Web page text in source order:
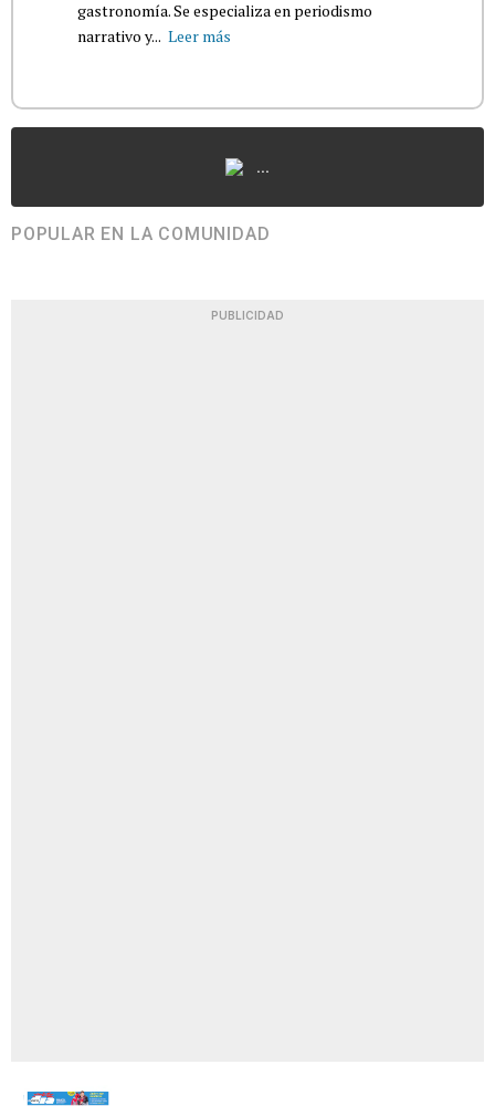
gastronomía. Se especializa en periodismo
narrativo y... Leer más
...
POPULAR EN LA COMUNIDAD
PUBLICIDAD